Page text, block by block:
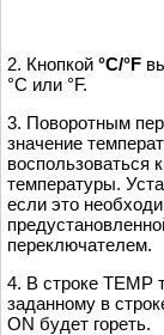
2. Кнопкой °С/°F
°С или °F.
3. Поворотным
значение
воспользоваться
температуры.
если это
переключателем.
4. В строке TEMP
заданному в
ON будет гореть.